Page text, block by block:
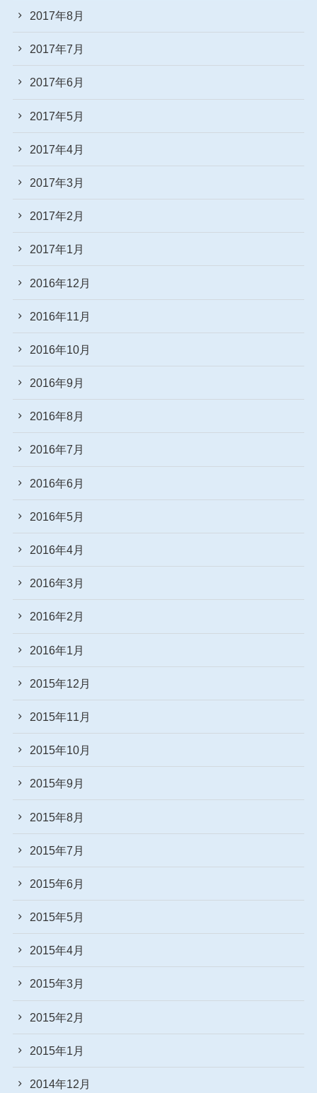
2017年8月
2017年7月
2017年6月
2017年5月
2017年4月
2017年3月
2017年2月
2017年1月
2016年12月
2016年11月
2016年10月
2016年9月
2016年8月
2016年7月
2016年6月
2016年5月
2016年4月
2016年3月
2016年2月
2016年1月
2015年12月
2015年11月
2015年10月
2015年9月
2015年8月
2015年7月
2015年6月
2015年5月
2015年4月
2015年3月
2015年2月
2015年1月
2014年12月